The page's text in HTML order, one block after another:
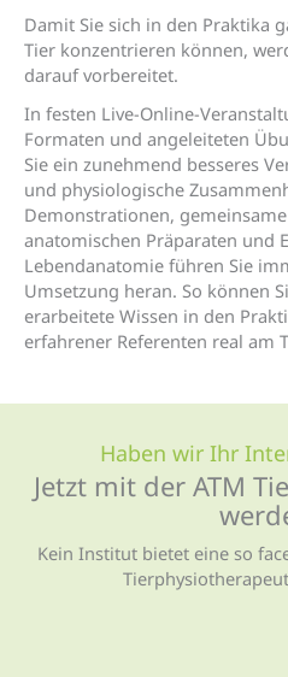
Damit Sie sich in den Praktika
Tier konzentrieren können,
darauf vorbereitet.
In festen Live-Online-
Formaten und angeleiteten
Sie ein zunehmend besseres
und physiologische
Demonstrationen,
anatomischen Präparaten und
Lebendanatomie führen Sie
Umsetzung heran. So können
erarbeitete Wissen in den
erfahrener Referenten real am
Haben wir Ihr
Jetzt mit der ATM
Kein Institut bietet eine so